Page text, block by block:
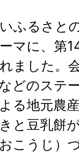
いふるさと
マに、第
ました。
どのステ
る地元農
と豆乳餅
こうじ）